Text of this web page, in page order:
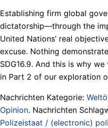
Establishing firm global
dictatorship—through the
United Nations’ real
excuse. Nothing
SDG16.9. And this is why
in Part 2 of our exploration
Nachrichten Kategorie:
Opinion. Nachrichten
Polizeistaat / (electronic)